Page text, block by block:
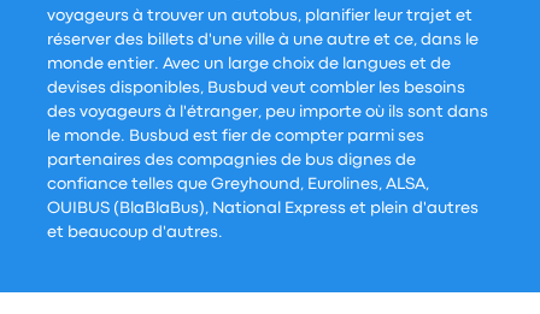
voyageurs à trouver un autobus, planifier leur trajet et
réserver des billets d'une ville à une autre et ce, dans le
monde entier. Avec un large choix de langues et de
devises disponibles, Busbud veut combler les besoins
des voyageurs à l'étranger, peu importe où ils sont dans
le monde. Busbud est fier de compter parmi ses
partenaires des compagnies de bus dignes de
confiance telles que Greyhound, Eurolines, ALSA,
OUIBUS (BlaBlaBus), National Express et plein d'autres
et beaucoup d'autres.